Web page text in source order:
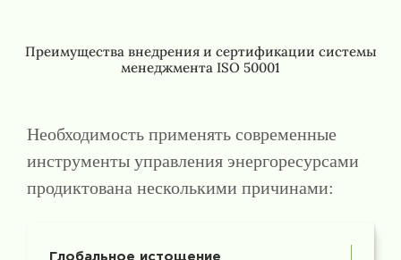
Преимущества внедрения и сертификации системы
менеджмента ISO 50001
Необходимость применять современные
инструменты управления энергоресурсами
продиктована несколькими причинами:
Глобальное истощение